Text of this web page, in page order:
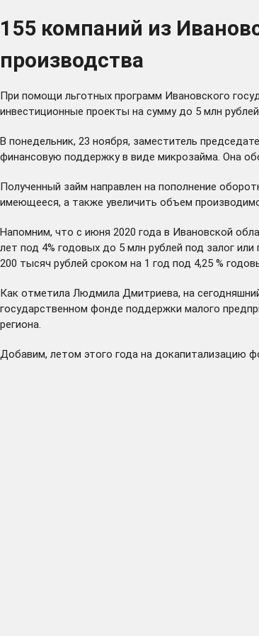
155 компаний из
производства
При помощи льготных программ Ивановского
инвестиционные проекты на сумму до 5 млн рублей.
В понедельник, 23 ноября, заместитель
финансовую поддержку в виде микрозайма. Она
Полученный займ направлен на пополнение
имеющееся, а также увеличить объем
Напомним, что с июня 2020 года в Ивановской
лет под 4% годовых до 5 млн рублей под залог
200 тысяч рублей сроком на 1 год под 4,25 %
Как отметила Людмила Дмитриева, на
государственном фонде поддержки малого
региона.
Добавим, летом этого года на докапитализацию